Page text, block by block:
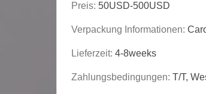
Preis: 50USD-500USD
Verpackung Informationen:
Lieferzeit: 4-8weeks
Zahlungsbedingungen: T/T,